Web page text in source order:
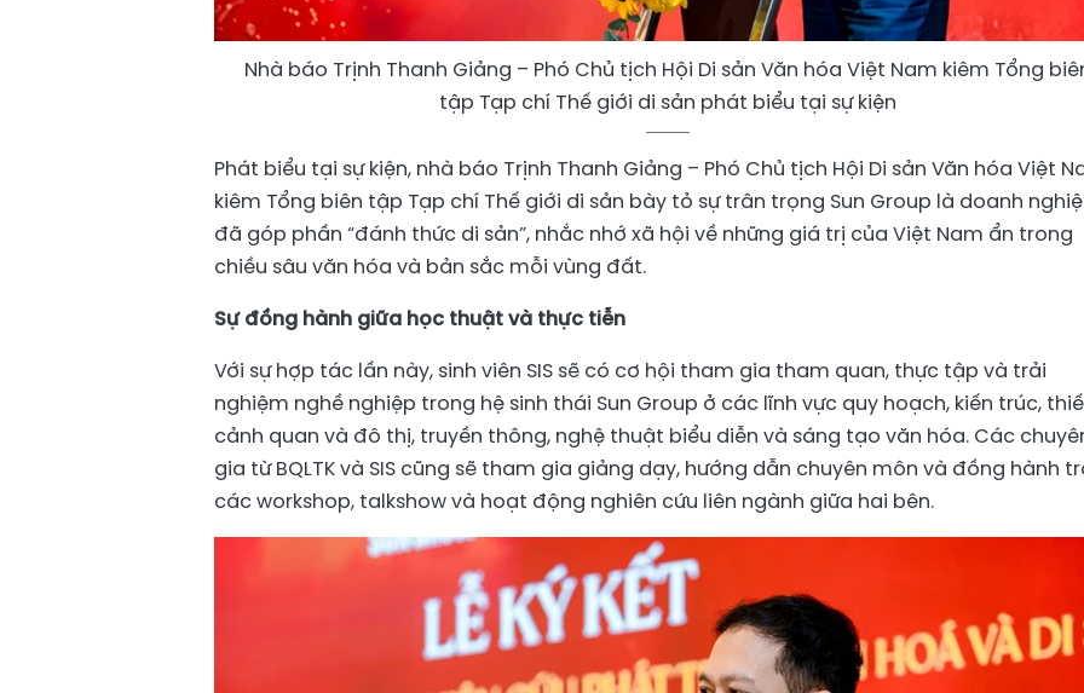
Nhà báo Trịnh Thanh Giảng – Phó Chủ tịch Hội Di sản Văn hóa Việt Nam kiêm Tổng
tập Tạp chí Thế giới di sản phát biểu tại sự kiện
Phát biểu tại sự kiện, nhà báo Trịnh Thanh Giảng – Phó Chủ tịch Hội Di sản Văn hóa Việt
kiêm Tổng biên tập Tạp chí Thế giới di sản bày tỏ sự trân trọng Sun Group là doanh
đã góp phần “đánh thức di sản”, nhắc nhớ xã hội về những giá trị của Việt Nam ẩn trong
chiều sâu văn hóa và bản sắc mỗi vùng đất.
Sự đồng hành giữa học thuật và thực tiễn
Với sự hợp tác lần này, sinh viên SIS sẽ có cơ hội tham gia tham quan, thực tập và trải
nghiệm nghề nghiệp trong hệ sinh thái Sun Group ở các lĩnh vực quy hoạch, kiến trúc,
cảnh quan và đô thị, truyền thông, nghệ thuật biểu diễn và sáng tạo văn hóa. Các
gia từ BQLTK và SIS cũng sẽ tham gia giảng dạy, hướng dẫn chuyên môn và đồng hành
các workshop, talkshow và hoạt động nghiên cứu liên ngành giữa hai bên.